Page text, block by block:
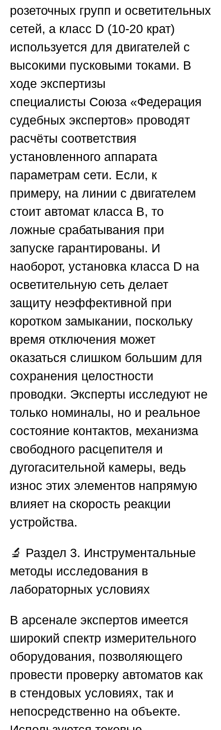
розеточных групп и осветительных
сетей, а класс D (10-20 крат)
используется для двигателей с
высокими пусковыми токами. В
ходе экспертизы
специалисты Союза «Федерация
судебных экспертов» проводят
расчёты соответствия
установленного аппарата
параметрам сети. Если, к
примеру, на линии с двигателем
стоит автомат класса B, то
ложные срабатывания при
запуске гарантированы. И
наоборот, установка класса D на
осветительную сеть делает
защиту неэффективной при
коротком замыкании, поскольку
время отключения может
оказаться слишком большим для
сохранения целостности
проводки. Эксперты исследуют не
только номиналы, но и реальное
состояние контактов, механизма
свободного расцепителя и
дугогасительной камеры, ведь
износ этих элементов напрямую
влияет на скорость реакции
устройства.
🔬 Раздел 3. Инструментальные
методы исследования в
лабораторных условиях
В арсенале экспертов имеется
широкий спектр измерительного
оборудования, позволяющего
провести проверку автоматов как
в стендовых условиях, так и
непосредственно на объекте.